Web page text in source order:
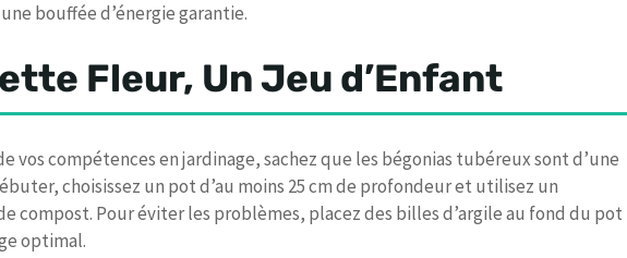
bouffée d’énergie garantie.
Fleur, Un Jeu d’Enfant
vos compétences en jardinage, sachez que les bégonias tubéreux sont d’une
choisissez un pot d’au moins 25 cm de profondeur et utilisez un
compost. Pour éviter les problèmes, placez des billes d’argile au fond du pot
optimal.